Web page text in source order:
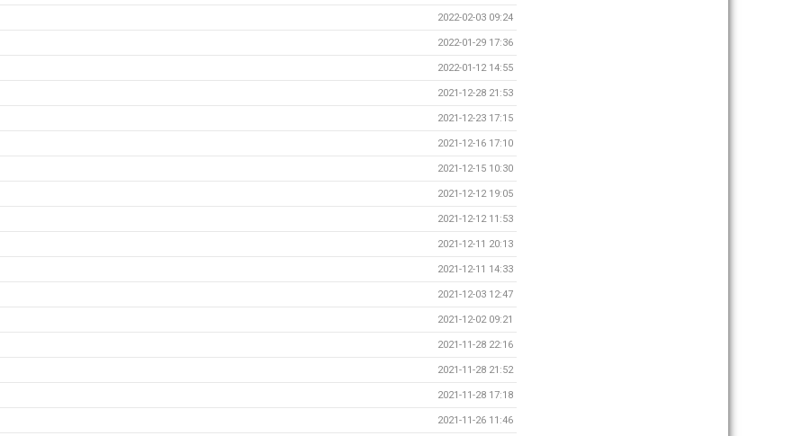
2022-02-03 09:24
2022-01-29 17:36
2022-01-12 14:55
2021-12-28 21:53
2021-12-23 17:15
2021-12-16 17:10
2021-12-15 10:30
2021-12-12 19:05
2021-12-12 11:53
2021-12-11 20:13
2021-12-11 14:33
2021-12-03 12:47
2021-12-02 09:21
2021-11-28 22:16
2021-11-28 21:52
2021-11-28 17:18
2021-11-26 11:46